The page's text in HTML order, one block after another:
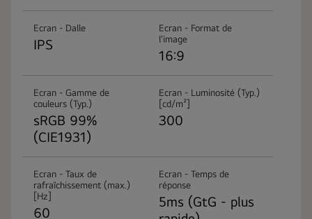
Ecran - Dalle
IPS
Ecran - Format de
l'image
16:9
Ecran - Gamme de
couleurs (Typ.)
sRGB 99%
(CIE1931)
Ecran - Luminosité (Typ.)
[cd/m²]
300
Ecran - Taux de
rafraîchissement (max.)
[Hz]
60
Ecran - Temps de
réponse
5ms (GtG - plus